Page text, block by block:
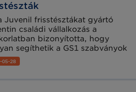
Juvenil frisstésztákat gyártó
családi vállalkozás a
bizonyította, hogy
segíthetik a GS1 szabványok
hitelességének
a vevők minőségi
05-28